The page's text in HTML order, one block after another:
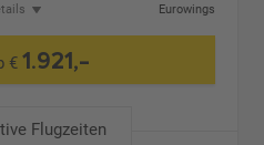
Eurowings
€1.921,-
Flugzeiten